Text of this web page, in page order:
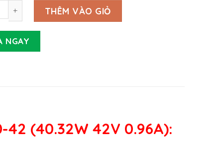
Driver Meanwell NPF-40-42 (40.32W 42V 0.96A) số
THÊM VÀO GIỎ
NGAY
(40.32W 42V 0.96A):